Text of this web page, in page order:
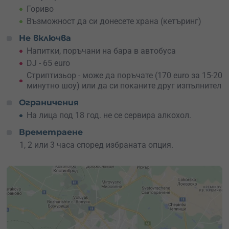
резервирай датата за вашата компания и организирай
моминско парти, за което ще се говори дълго след
Запази своя Party bus още днес!
Гориво
Възможност да си донесете храна (кетъринг)
Не включва
Напитки, поръчани на бара в автобуса
DJ - 65 euro
Стриптизьор - може да поръчате (170 euro за 15-20
минутно шоу) или да си поканите друг изпълнител
Ограничения
На лица под 18 год. не се сервира алкохол.
Времетраене
1, 2 или 3 часа според избраната опция.